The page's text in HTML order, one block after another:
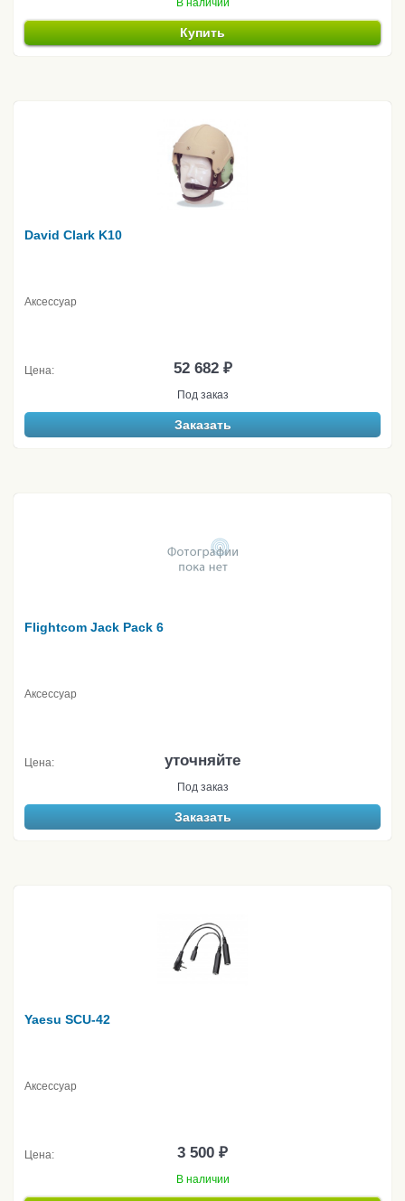
В наличии
Купить
David Clark K10
Аксессуар
Цена: 52 682 ₽
Под заказ
Заказать
Flightcom Jack Pack 6
Аксессуар
Цена: уточняйте
Под заказ
Заказать
Yaesu SCU-42
Аксессуар
Цена: 3 500 ₽
В наличии